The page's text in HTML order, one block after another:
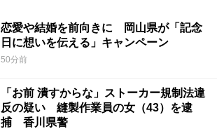
恋愛や結婚を前向きに 岡山県が「記念
日に想いを伝える」キャンペーン
50分前
「お前 潰すからな」ストーカー規制法違
反の疑い 縫製作業員の女（43）を逮
捕 香川県警